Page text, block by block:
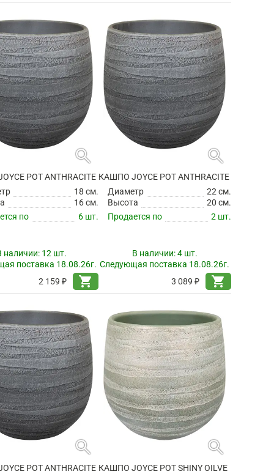
search
POT ANTHRACITE
18 см.
16 см.
по
6 шт.
наличии: 12 шт.
поставка 18.08.26г.
2 159 ₽
shopping_cart
search
КАШПО JOYCE POT ANTHRACITE
Диаметр
22 см.
Высота
20 см.
Продается по
2 шт.
В наличии:4 шт.
Следующая поставка 18.08.26г.
3 089 ₽
shopping_cart
search
POT ANTHRACITE
search
КАШПО JOYCE POT SHINY OILVE